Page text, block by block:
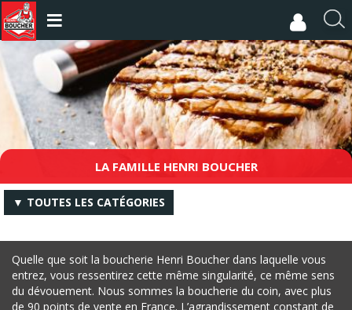
Aller
au
contenu
principal
R
e
c
h
e
r
c
h
r
LA FAMILLE HENRI BOUCHER
▼ TOUTES LES CATÉGORIES
Quelle que soit la boucherie Henri Boucher dans laquelle vous
entrez, vous ressentirez cette même singularité, ce même sens
du dévouement. Nous sommes la boucherie du coin, avec plus
de 90 points de vente en France. L’agrandissement constant de